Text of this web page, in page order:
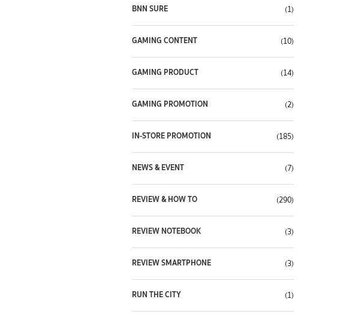
BNN SURE (1)
GAMING CONTENT (10)
GAMING PRODUCT (14)
GAMING PROMOTION (2)
IN-STORE PROMOTION (185)
NEWS & EVENT (7)
REVIEW & HOW TO (290)
REVIEW NOTEBOOK (3)
REVIEW SMARTPHONE (3)
RUN THE CITY (1)